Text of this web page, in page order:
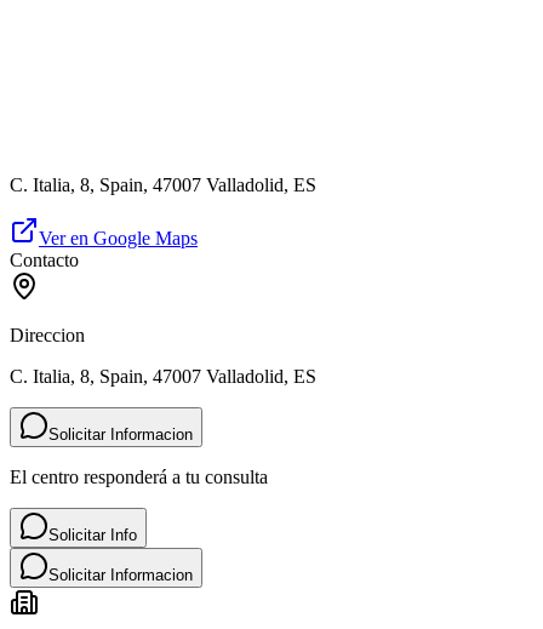
C. Italia, 8, Spain, 47007 Valladolid, ES
Ver en Google Maps
Contacto
Direccion
C. Italia, 8, Spain, 47007 Valladolid, ES
Solicitar Informacion
El centro responderá a tu consulta
Solicitar Info
Solicitar Informacion